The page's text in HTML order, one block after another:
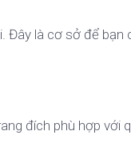
Đây là cơ sở để bạn
đích phù hợp với